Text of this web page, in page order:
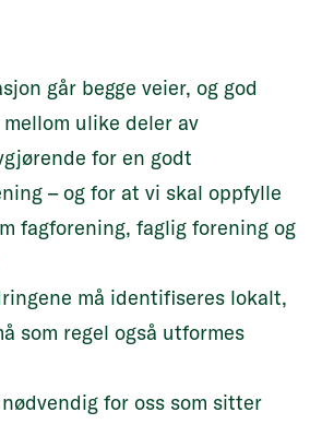
går begge veier, og god
ulike deler av
for en godt
– og for at vi skal oppfylle
fagforening, faglig forening og
må identifiseres lokalt,
som regel også utformes
for oss som sitter